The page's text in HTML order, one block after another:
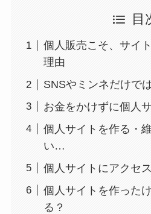
目
個人販売こそ、サイ
理由
SNSやミンネだけで
お金をかけずに個人
個人サイトを作る・
い…
個人サイトにアクセ
個人サイトを作った
る？